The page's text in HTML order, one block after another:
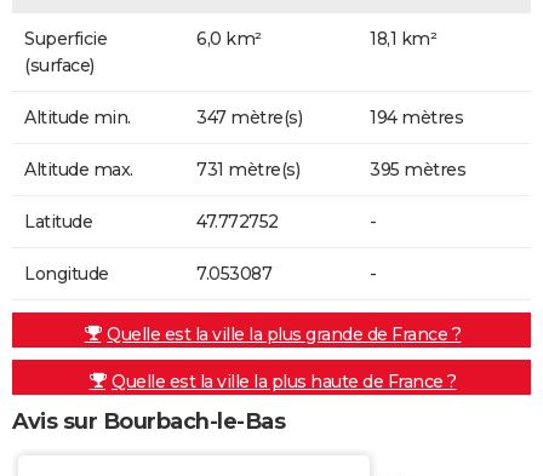
Superficie
(surface)
6,0 km² 18,1 km²
Altitude min. 347 mètre(s) 194 mètres
Altitude max. 731 mètre(s) 395 mètres
Latitude 47.772752 -
Longitude 7.053087 -
Quelle est la ville la plus grande de France ?
Quelle est la ville la plus haute de France ?
Avis sur Bourbach-le-Bas